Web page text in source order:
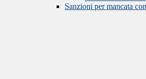
Sanzioni per mancata